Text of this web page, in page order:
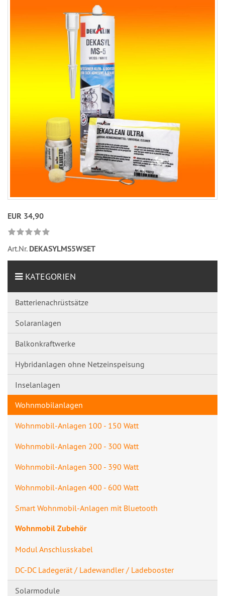
EUR 34,90
Art.Nr. DEKASYLMS5WSET
KATEGORIEN
Batterienachrüstsätze
Solaranlagen
Balkonkraftwerke
Hybridanlagen ohne Netzeinspeisung
Inselanlagen
Wohnmobilanlagen
Wohnmobil-Anlagen 100 - 150 Watt
Wohnmobil-Anlagen 200 - 300 Watt
Wohnmobil-Anlagen 300 - 390 Watt
Wohnmobil-Anlagen 400 - 600 Watt
Smart Wohnmobil-Anlagen mit Bluetooth
Wohnmobil Zubehör
Modul Anschlusskabel
DC-DC Ladegerät / Ladewandler / Ladebooster
Solarmodule